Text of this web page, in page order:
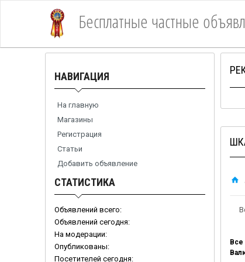
Бесплатные частные
1Место
НАВИГАЦИЯ
На главную
Магазины
Регистрация
Статьи
Добавить объявление
СТАТИСТИКА
Объявлений всего:
Объявлений сегодня:
На модерации:
Опубликованы:
Посетителей сегодня:
Все